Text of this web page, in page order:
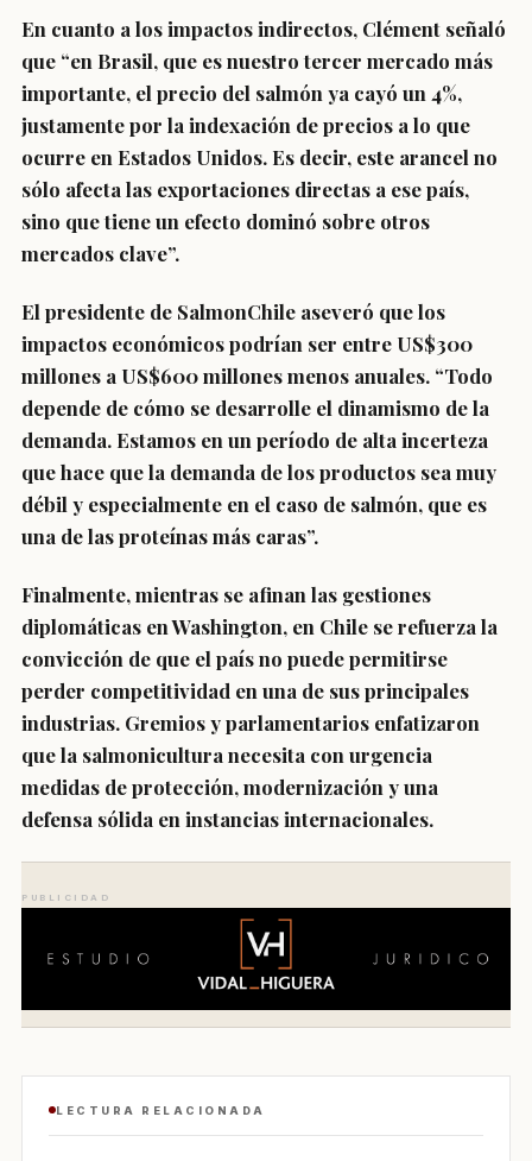
En cuanto a los impactos indirectos, Clément señaló
que “en Brasil, que es nuestro tercer mercado más
importante, el precio del salmón ya cayó un 4%,
justamente por la indexación de precios a lo que
ocurre en Estados Unidos. Es decir, este arancel no
sólo afecta las exportaciones directas a ese país,
sino que tiene un efecto dominó sobre otros
mercados clave”.
El presidente de SalmonChile aseveró que los
impactos económicos podrían ser entre US$300
millones a US$600 millones menos anuales. “Todo
depende de cómo se desarrolle el dinamismo de la
demanda. Estamos en un período de alta incerteza
que hace que la demanda de los productos sea muy
débil y especialmente en el caso de salmón, que es
una de las proteínas más caras”.
Finalmente, mientras se afinan las gestiones
diplomáticas en Washington, en Chile se refuerza la
convicción de que el país no puede permitirse
perder competitividad en una de sus principales
industrias. Gremios y parlamentarios enfatizaron
que la salmonicultura necesita con urgencia
medidas de protección, modernización y una
defensa sólida en instancias internacionales.
PUBLICIDAD
LECTURA RELACIONADA